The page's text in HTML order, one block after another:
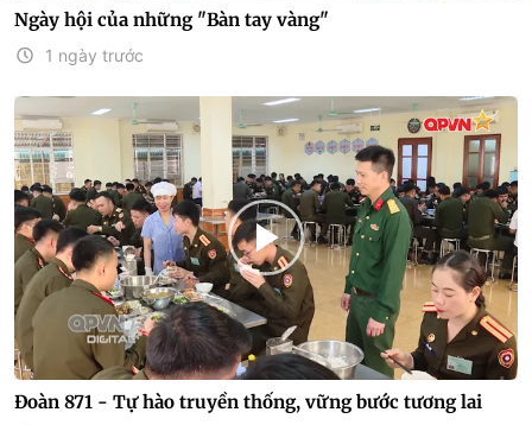
Ngày hội của những "Bàn tay vàng"
1 ngày trước
Đoàn 871 - Tự hào truyền thống, vững bước tương lai